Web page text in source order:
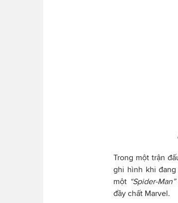
Trong một trận
ghi hình khi
một “Spider-Man”
đầy chất Marvel.